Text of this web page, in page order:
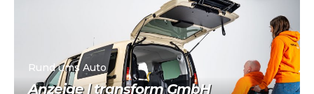
Rund ums Auto
Anzeige | transform GmbH